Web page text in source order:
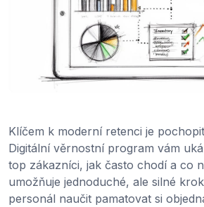
Klíčem k moderní retenci je
Digitální věrnostní program vám
top zákazníci, jak často chodí a co
umožňuje jednoduché, ale silné
personál naučit pamatovat si